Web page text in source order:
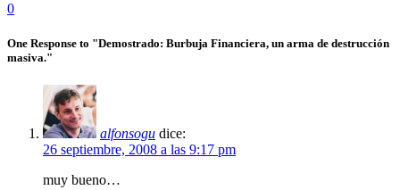
0
One Response to "Demostrado: Burbuja Financiera, un arma de destrucción
masiva."
alfonsogu dice:
26 septiembre, 2008 a las 9:17 pm
muy bueno…